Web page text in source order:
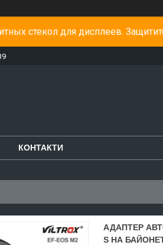
стекол для дисплеев.
КОНТАКТИ
АДАПТЕР
S НА БАЙОНЕТ